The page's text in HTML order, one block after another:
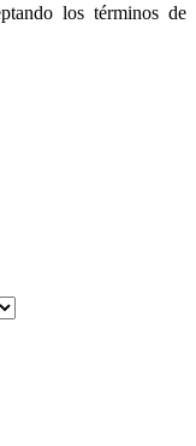
los términos de